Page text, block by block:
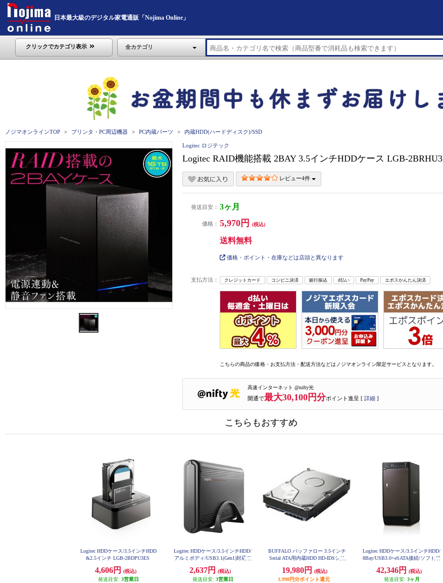
日本最大級のデジタル家電通販「Nojima Online」
クリックでカテゴリ表示 全カテゴリ
ノジマオンラインTOP プリンタ・PC周辺機器 PC内蔵パーツ 内蔵HDD(ハードディスク)/SSD
Logitec ロジテック
Logitec RAID機能搭載 2BAY 3.5インチHDDケース LGB-2BRHU3
レビュー4件
発送目安： 3ヶ月
価格： 5,970円 (税込)
送料無料
価格・ポイント・在庫などは店頭と異なります
支払方法： クレジットカード コンビニ決済 銀行振込 d払い PayPay エポスかんたん決済
こちらの商品の価格・お支払方法・配送方法などはノジマオンライン限定サービスとなります。
高速インターネット @nifty光
開通で最大30,100円分ポイント進呈 [ 詳細 ]
こちらもおすすめ
Logitec HDDケース/3.5インチHDD
&2.5インチ LGB-2BDPU3ES
4,606円
(税込)
発送目安: 3営業日
Logitec HDDケース/3.5インチHDD/
アルミボディ/USB3.1(Gen1)対応/S
2,637円
(税込)
発送目安: 3営業日
BUFFALO バッファロー 3.5インチ
Serial ATA用内蔵HDD HD-IDSシリ
19,980円
(税込)
1,998円分ポイント還元
Logitec HDDケース/3.5インチHDD/
8Bay/USB3.0+eSATA接続/ソフト付
42,346円
(税込)
発送目安: 3ヶ月